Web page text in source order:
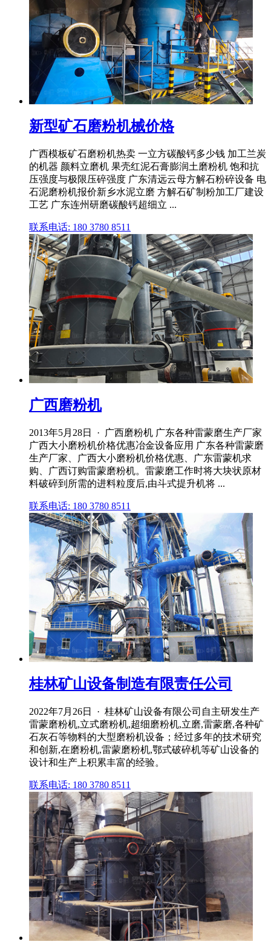
新型矿石磨粉机械价格
广西模板矿石磨粉机热卖 一立方碳酸钙多少钱 加工兰炭
的机器 颜料立磨机 果壳红泥石膏膨润土磨粉机 饱和抗
压强度与极限压碎强度 广东清远云母方解石粉碎设备 电
石泥磨粉机报价新乡水泥立磨 方解石矿制粉加工厂建设
工艺 广东连州研磨碳酸钙超细立 ...
联系电话: 180 3780 8511
广西磨粉机
2013年5月28日 · 广西磨粉机 广东各种雷蒙磨生产厂家
广西大小磨粉机价格优惠冶金设备应用 广东各种雷蒙磨
生产厂家、广西大小磨粉机价格优惠、广东雷蒙机求
购、广西订购雷蒙磨粉机。雷蒙磨工作时将大块状原材
料破碎到所需的进料粒度后,由斗式提升机将 ...
联系电话: 180 3780 8511
桂林矿山设备制造有限责任公司
2022年7月26日 · 桂林矿山设备有限公司自主研发生产
雷蒙磨粉机,立式磨粉机,超细磨粉机,立磨,雷蒙磨,各种矿
石灰石等物料的大型磨粉机设备；经过多年的技术研究
和创新,在磨粉机,雷蒙磨粉机,鄂式破碎机等矿山设备的
设计和生产上积累丰富的经验。
联系电话: 180 3780 8511